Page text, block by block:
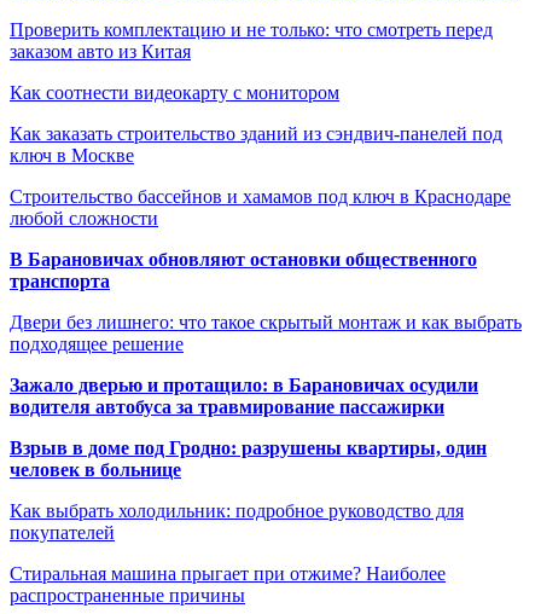
Проверить комплектацию и не только: что смотреть перед
заказом авто из Китая
Как соотнести видеокарту с монитором
Как заказать строительство зданий из сэндвич-панелей под
ключ в Москве
Строительство бассейнов и хамамов под ключ в Краснодаре
любой сложности
В Барановичах обновляют остановки общественного
транспорта
Двери без лишнего: что такое скрытый монтаж и как выбрать
подходящее решение
Зажало дверью и протащило: в Барановичах осудили
водителя автобуса за травмирование пассажирки
Взрыв в доме под Гродно: разрушены квартиры, один
человек в больнице
Как выбрать холодильник: подробное руководство для
покупателей
Стиральная машина прыгает при отжиме? Наиболее
распространенные причины